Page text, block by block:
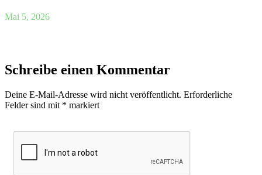
Mai 5, 2026
Schreibe einen Kommentar
Deine E-Mail-Adresse wird nicht veröffentlicht. Erforderliche
Felder sind mit * markiert